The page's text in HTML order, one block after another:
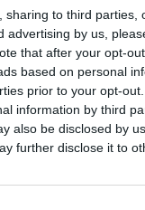
sharing to third
advertising by us,
that after your opt-
based on personal
prior to your opt-
information by third
also be disclosed by
further disclose it to